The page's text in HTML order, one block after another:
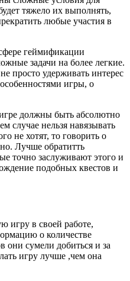
тяжело их выполнять,
любые участия в
геймификации
задачи на более легкие.
просто удерживать интерес
игры, о
должны быть абсолютно
случае нельзя навязывать
не хотят, то говорить о
Лучше обратитть
точно заслуживают этого и
подобных квестов и
игру в своей работе,
о количестве
они сумели добиться и за
игру лучше ,чем она